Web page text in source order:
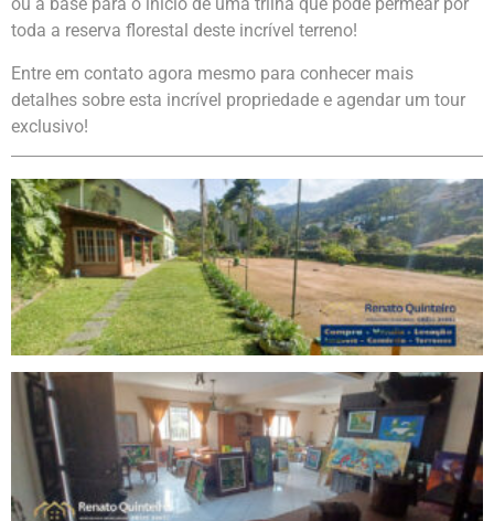
toda a reserva florestal deste incrível terreno!
Entre em contato agora mesmo para conhecer mais
detalhes sobre esta incrível propriedade e agendar um tour
exclusivo!